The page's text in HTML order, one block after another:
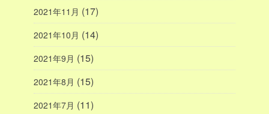
2021年11月 (17)
2021年10月 (14)
2021年9月 (15)
2021年8月 (15)
2021年7月 (11)